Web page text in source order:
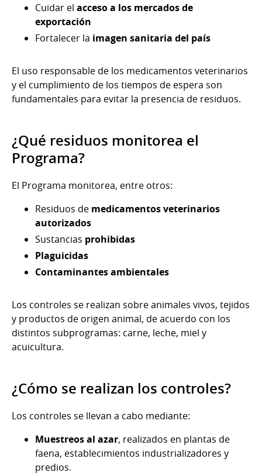
Cuidar el acceso a los mercados de
exportación
Fortalecer la imagen sanitaria del país
El uso responsable de los medicamentos veterinarios
y el cumplimiento de los tiempos de espera son
fundamentales para evitar la presencia de residuos.
¿Qué residuos monitorea el
Programa?
El Programa monitorea, entre otros:
Residuos de medicamentos veterinarios
autorizados
Sustancias prohibidas
Plaguicidas
Contaminantes ambientales
Los controles se realizan sobre animales vivos, tejidos
y productos de origen animal, de acuerdo con los
distintos subprogramas: carne, leche, miel y
acuicultura.
¿Cómo se realizan los controles?
Los controles se llevan a cabo mediante:
Muestreos al azar, realizados en plantas de
faena, establecimientos industrializadores y
predios.